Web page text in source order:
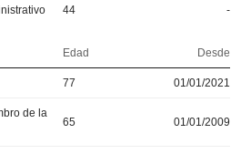
44 -
Edad Desde
77 01/01/2021
de la
65 01/01/2009